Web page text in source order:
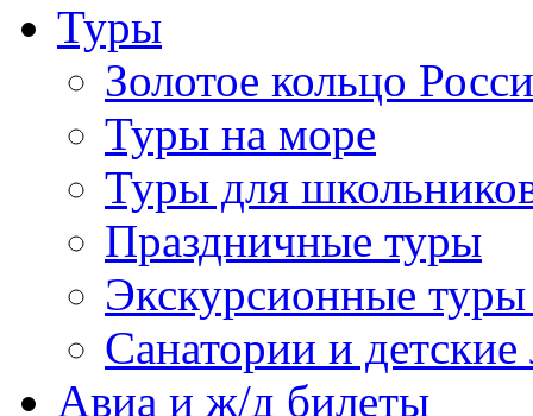
Туры
Золотое кольцо
Туры на море
Туры для
Праздничные туры
Экскурсионные
Санатории и детские
Авиа и ж/д билеты